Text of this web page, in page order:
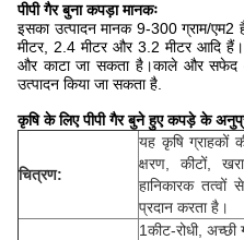
पीपी गैर बुना कपड़ा मानकः
इसका उत्पादन मानक 9-300 ग्राम/
मीटर, 2.4 मीटर और 3.2 मीटर आदि हैं।
और काटा जा सकता है।काले और सफेद
उत्पादन किया जा सकता है.
कृषि के लिए पीपी गैर बुने हुए कपड़े के
चित्रण:
यह कृषि ग्राहकों
क्षरण, कीटों,
हानिकारक
प्रदान करता है।
1कीट-रोधी, अच्छी